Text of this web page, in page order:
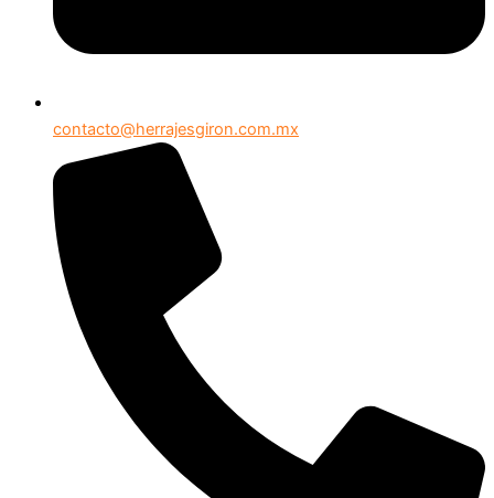
contacto@herrajesgiron.com.mx